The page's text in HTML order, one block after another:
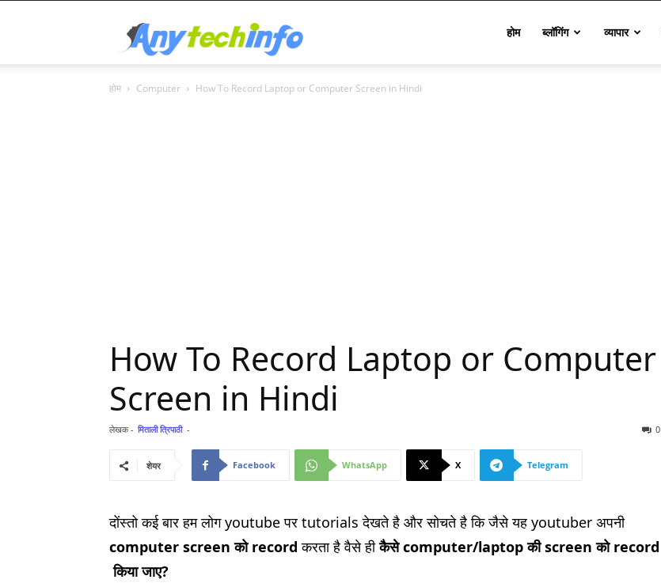
होम ब्लॉगिंग व्यापार
होम Computer How To Record Laptop or Computer Screen in Hindi
How To Record Laptop or Computer
Screen in Hindi
लेखक - मिताली त्रिपाठी - 0
शेयर Facebook WhatsApp X Telegram
दोंस्तो कई बार हम लोग youtube पर tutorials देखते है और सोचते है कि जैसे यह youtuber अपनी
computer screenको record करता है वैसे हीकैसेcomputer/laptopकीscreenको record
किया जाए?